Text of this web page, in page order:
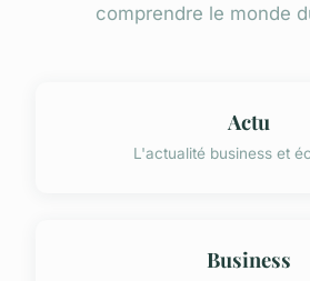
comprendre le monde
Actu
L'actualité business et
Business